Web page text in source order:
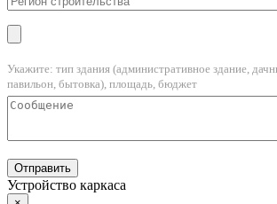
Укажите: тип здания (административное здание,
павильон, бытовка), площадь, бюджет
Устройство каркаса